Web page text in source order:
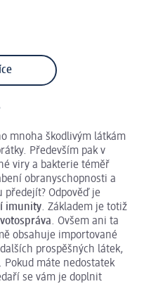
mnoha škodlivým látkám
Především pak v
viry a bakterie téměř
obranyschopnosti a
předejít? Odpověď je
imunity. Základem je totiž
. Ovšem ani ta
obsahuje importované
prospěšných látek,
Pokud máte nedostatek
se vám je doplnit